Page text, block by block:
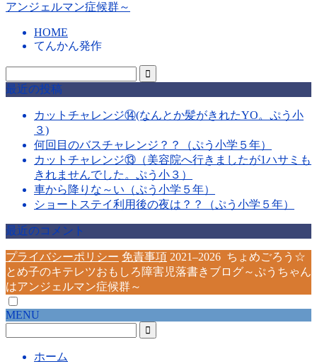
アンジェルマン症候群～
HOME
てんかん発作
最近の投稿
カットチャレンジ⑭(なんとか髪がきれたYO。ぷう小
３)
何回目のバスチャレンジ？？（ぷう小学５年）
カットチャレンジ⑬（美容院へ行きましたが1ハサミも
きれませんでした。ぷう小３）
車から降りな～い（ぷう小学５年）
ショートステイ利用後の夜は？？（ぷう小学５年）
最近のコメント
プライバシーポリシー 免責事項 2021–2026 ちょめごろう☆
とめ子のキテレツおもしろ障害児落書きブログ～ぷうちゃん
はアンジェルマン症候群～
MENU
ホーム